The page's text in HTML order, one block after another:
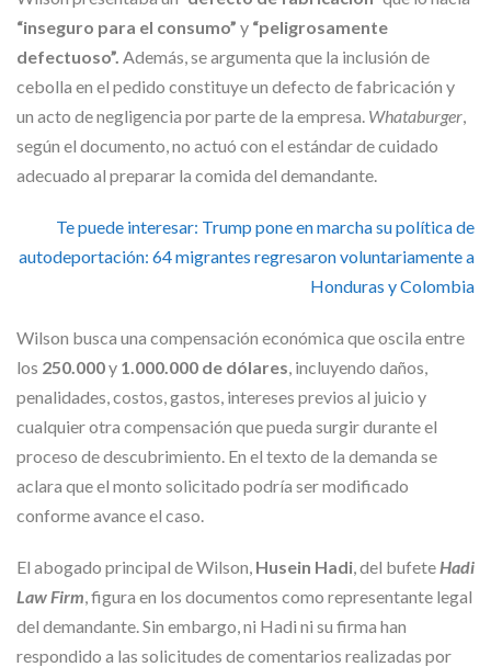
“inseguro para el consumo” y “peligrosamente
defectuoso”. Además, se argumenta que la inclusión de
cebolla en el pedido constituye un defecto de fabricación y
un acto de negligencia por parte de la empresa. Whataburger
según el documento, no actuó con el estándar de cuidado
adecuado al preparar la comida del demandante.
Te puede interesar: Trump pone en marcha su política de
autodeportación: 64 migrantes regresaron voluntariamente a
Honduras y Colombia
Wilson busca una compensación económica que oscila entre
los 250.000y 1.000.000 de dólares , incluyendo daños,
penalidades, costos, gastos, intereses previos al juicio y
cualquier otra compensación que pueda surgir durante el
proceso de descubrimiento. En el texto de la demanda se
aclara que el monto solicitado podría ser modificado
conforme avance el caso.
El abogado principal de Wilson, Husein Hadi , del bufete Hadi
Law Firm , figura en los documentos como representante legal
del demandante. Sin embargo, ni Hadi ni su firma han
respondido a las solicitudes de comentarios realizadas por